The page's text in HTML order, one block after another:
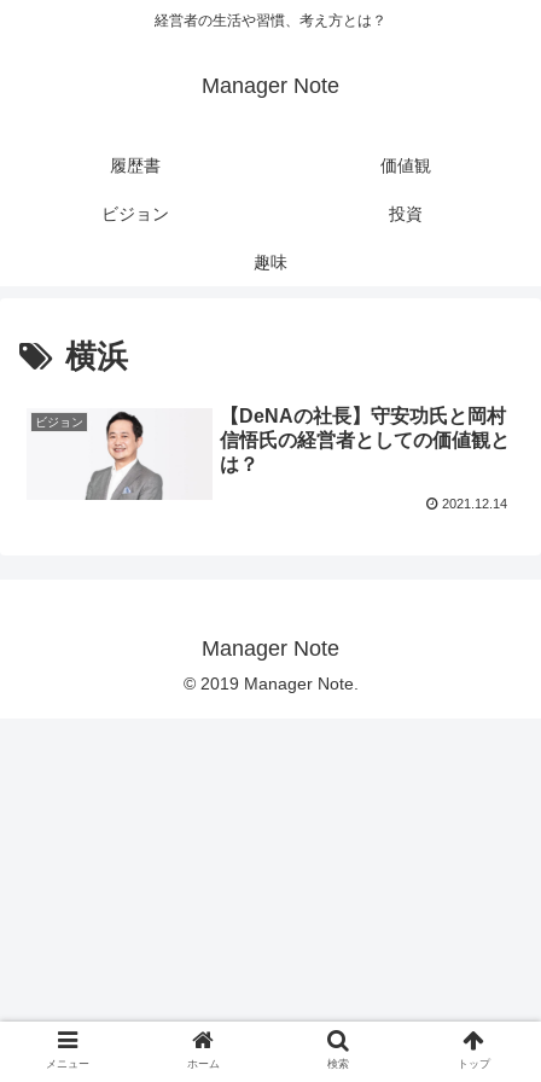
経営者の生活や習慣、考え方とは？
Manager Note
履歴書 価値観
ビジョン 投資
趣味
横浜
ビジョン
【DeNAの社長】守安功氏と岡村
信悟氏の経営者としての価値観と
は？
2021.12.14
Manager Note
© 2019 Manager Note.
メニュー ホーム 検索 トップ